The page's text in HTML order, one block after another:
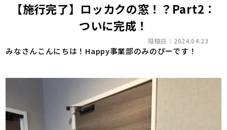
【施行完了】ロッカクの窓！？Part2：
ついに完成！
投稿日：2024.04.23
みなさんこんにちは！Happy事業部のみのぴーです！